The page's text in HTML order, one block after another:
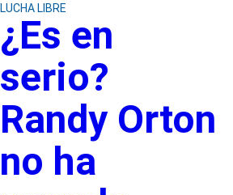
LUCHA LIBRE
¿Es en
serio?
Randy Orton
no ha